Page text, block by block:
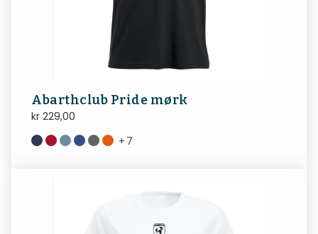
Abarthclub Pride mørk
kr 229,00
+ 7